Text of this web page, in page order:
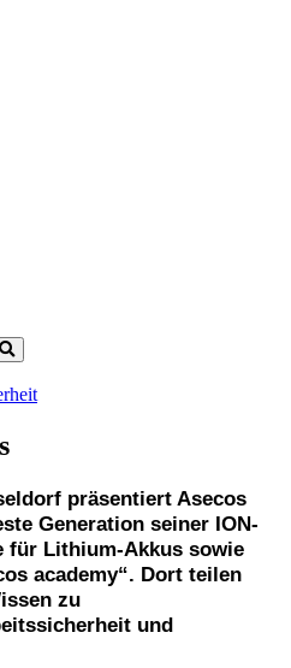
präsentiert Asecos
Generation seiner ION-
für Lithium-Akkus sowie
academy“. Dort teilen
zu
und